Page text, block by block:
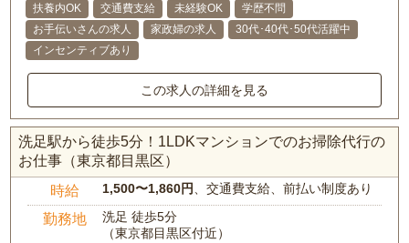
扶養内OK
交通費支給 未経験OK
学歴不問
お手伝いさんの求人
家政婦の求人
30代･40代･50代活躍中
インセンティブあり
この求人の詳細を見る
洗足駅から徒歩5分！1LDKマンションでのお掃除代行の
お仕事（東京都目黒区）
時給 1,500〜1,860円 、交通費支給、前払い制度あり
勤務地
洗足 徒歩5分
（東京都目黒区付近）